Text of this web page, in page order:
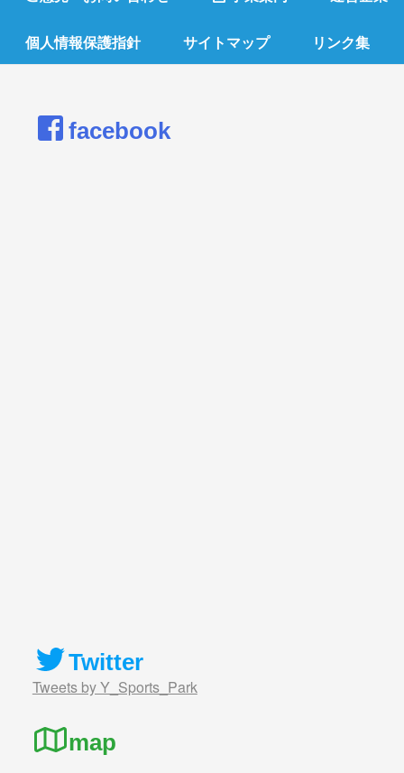
個人情報保護指針 サイトマップ リンク集
facebook
Twitter
Tweets by Y_Sports_Park
map